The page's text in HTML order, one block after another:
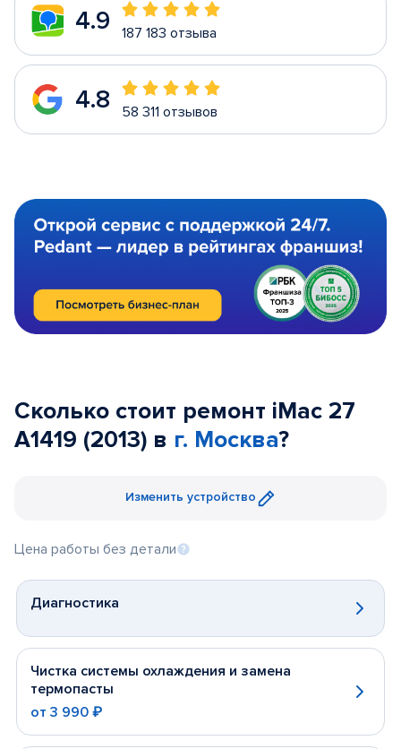
4.9 187 183 отзыва
4.8 58 311 отзывов
Сколько стоит ремонт iMac 27
A1419 (2013) в г. Москва?
Изменить устройство
Цена работы без детали
Диагностика
Чистка системы охлаждения и замена
термопасты
от 3 990 ₽